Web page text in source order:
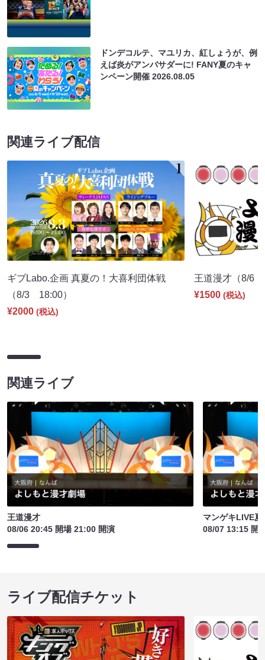
ドンデコルテ、マユリカ、紅しょうが、例
えば炎がアンバサダーに! FANY夏のキャ
ンペーン開催2026.08.05
関連ライブ配信
ギブLabo.企画 真夏の！大喜利団体戦
（8/3 18:00）
¥2000 (税込)
王道漫才（8/6
¥1500 (税込)
関連ライブ
王道漫才
08/06 20:45 開場 21:00 開演
マンゲキLIVE夏
08/07 13:15 開
ライブ配信チケット